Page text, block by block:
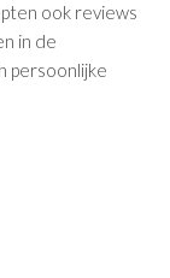
ook reviews
in de
persoonlijke